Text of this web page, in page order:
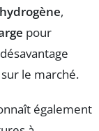
,
pour
le marché.
également